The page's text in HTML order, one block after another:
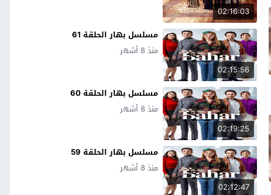
02:16:03
02:15:56
مسلسل بهار الحلقة 61
منذ 8 أشهر
02:19:25
مسلسل بهار الحلقة 60
منذ 8 أشهر
02:12:47
مسلسل بهار الحلقة 59
منذ 8 أشهر